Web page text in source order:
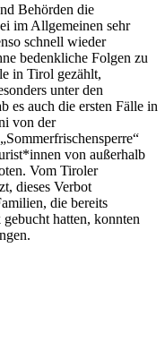
Behörden die
im Allgemeinen sehr
schnell wieder
bedenkliche Folgen zu
in Tirol gezählt,
unter den
es auch die ersten Fälle in
von der
von außerhalb
Vom Tiroler
dieses Verbot
die bereits
hatten, konnten